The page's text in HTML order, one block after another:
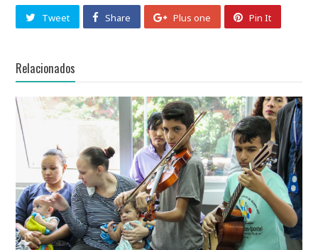
Tweet Share Plus one Pin It
Relacionados